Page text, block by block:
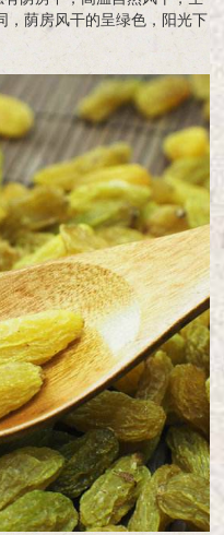
，荫房风干的呈绿色，阳光下